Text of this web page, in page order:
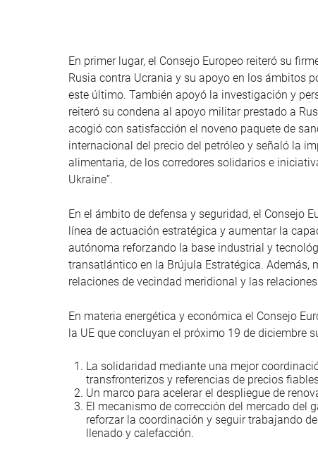
En primer lugar, el Consejo Europeo reiteró su
Rusia contra Ucrania y su apoyo en los ámbitos
este último. También apoyó la investigación y
reiteró su condena al apoyo militar prestado a
acogió con satisfacción el noveno paquete de
internacional del precio del petróleo y señaló la
alimentaria, de los corredores solidarios e
Ukraine”.
En el ámbito de defensa y seguridad, el Consejo
línea de actuación estratégica y aumentar la
autónoma reforzando la base industrial y
transatlántico en la Brújula Estratégica. Además,
relaciones de vecindad meridional y las
En materia energética y económica el Consejo
la UE que concluyan el próximo 19 de diciembre
La solidaridad mediante una mejor
transfronterizos y referencias de precios
Un marco para acelerar el despliegue de
El mecanismo de corrección del mercado del
reforzar la coordinación y seguir trabajando
llenado y calefacción.